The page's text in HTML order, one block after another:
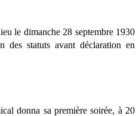
le dimanche 28 septembre 1930
des statuts avant déclaration en
donna sa première soirée, à 20